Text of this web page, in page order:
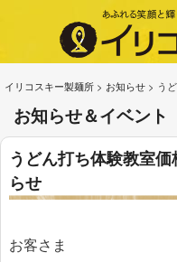
イリコスキー製麺所 > お知らせ > う
お知らせ＆イベント
うどん打ち体験教室
らせ
お客さま